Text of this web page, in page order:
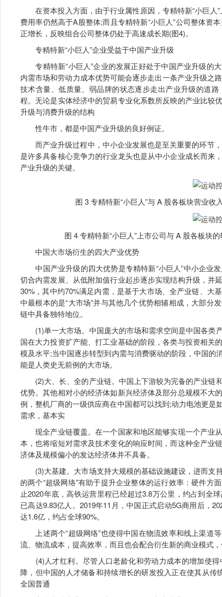
在资本投入方面，由于行业属性原因，专精特新“小巨人
费用率仍然高于A股整体;而且专精特新“小巨人”公司整体资
正增长，反映组合公司整体仍处于高速成长期(图4)。
专精特新“小巨人”企业受益于中国产业升级
专精特新“小巨人”企业的发展正好处于中国产业升级的
内需市场和劳动力成本优势可能会逐步走出一条产业升级之
技术含量、低质量、弱品牌的状态逐步走出产业升级的道
程。无论是实体经济中的贸易专业化系数所反映的产业比较
升级与消费升级的结构
性牛市，都是中国产业升级的良好例证。
而产业升级过程中，中小企业发展也是至关重要的环节
是许多具备核心竞争力的行业龙头也是从中小企业成长而来
产业升级的关键。
图 3 专精特新“小巨人”与 A 股各板块营业
图 4 专精特新“小巨人”上市公司与 A 股各板块
中国大市场衍生的四大产业优势
中国产业升级的四大优势是专精特新“小巨人”中小企业
切合内需发展、从低附加值行业起步逐步实现结构升级，并
30%，其中约70%满足内需，是基于大市场、全产业链、大
中最根本的是“大市场”并与其他几个优势相辅相成，大部分
链中具备独特地位。
(1)单一大市场。中国庞大的市场和需求空间是中国各类
国在大力投资扩产能、打工业基础的阶段，各类与投资相关
模及水平;当中国逐步转型到内需与消费驱动的阶段，中国
能是人类史无前例的大市场。
(2)大、长、全的产业链。中国上下游较为完备的产业链
优势。其他相对小的经济体如新兴经济体及部分总规模不大
例，整机厂商的一级供应商在中国都可以找到;动力电池更
需求，基本实
现全产业链覆盖。在一个国家和地区能够实现一个产业
本，也将缩短对需求及技术变化的响应时间，而这种全产业
济体及规模偏小的发达经济体并不具备。
(3)大基建。大市场支持大规模的基础设施建设，进而支
的两个“超级网络”有助于提升企业整体的运行效率：硬件方
止2020年底，高铁运营里程已经超过3.8万公里，约占到全
已高达9.83亿人。2019年11月，中国正式启动5G商用后，
达1.6亿，约占全球90%。
上述两个“超级网络”也使得中国在物流效率和线上渠道
流、物流成本，提高效率，而且也会配合衍生新的商业模式
(4)人才红利。尽管人口老龄化和劳动力成本的增加使得
降，但中国的人才储备和持续增长的研发投入正在使其从传
全国普通